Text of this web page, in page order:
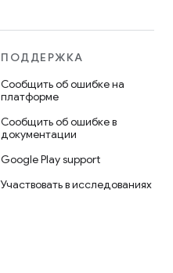
ПОДДЕРЖКА
Сообщить об ошибке на
платформе
Сообщить об ошибке в
документации
Google Play support
Участвовать в исследованиях